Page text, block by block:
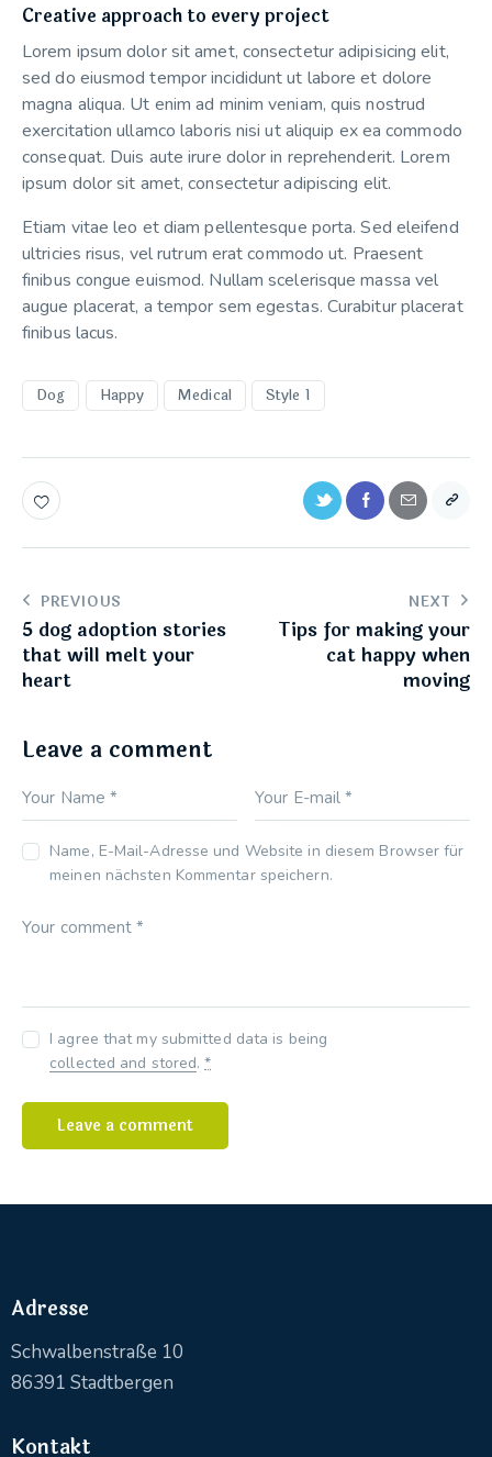
Creative approach to every project
Lorem ipsum dolor sit amet, consectetur adipisicing elit,
sed do eiusmod tempor incididunt ut labore et dolore
magna aliqua. Ut enim ad minim veniam, quis nostrud
exercitation ullamco laboris nisi ut aliquip ex ea commodo
consequat. Duis aute irure dolor in reprehenderit. Lorem
ipsum dolor sit amet, consectetur adipiscing elit.
Etiam vitae leo et diam pellentesque porta. Sed eleifend
ultricies risus, vel rutrum erat commodo ut. Praesent
finibus congue euismod. Nullam scelerisque massa vel
augue placerat, a tempor sem egestas. Curabitur placerat
finibus lacus.
Dog Happy Medical Style 1
PREVIOUS
5 dog adoption stories
that will melt your
heart
NEXT
Tips for making your
cat happy when
moving
Leave a comment
Name, E-Mail-Adresse und Website in diesem Browser für
meinen nächsten Kommentar speichern.
I agree that my submitted data is being
collected and stored.*
Adresse
Schwalbenstraße 10
86391 Stadtbergen
Kontakt